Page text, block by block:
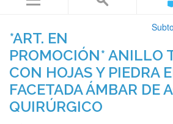
*ART. EN
PROMOCIÓN* ANILLO
CON HOJAS Y PIEDRA
FACETADA ÁMBAR DE
QUIRÚRGICO